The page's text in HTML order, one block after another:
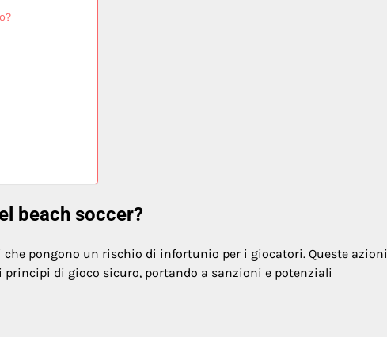
beach soccer?
che pongono un rischio di infortunio per i giocatori. Queste azioni
di gioco sicuro, portando a sanzioni e potenziali